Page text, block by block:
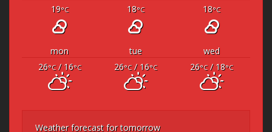
19°C 18°C 18°C
mon tue
wed
26°C/ 16°C 26°C/ 16°C 26°C/ 18°C
Weather forecast for tomorrow